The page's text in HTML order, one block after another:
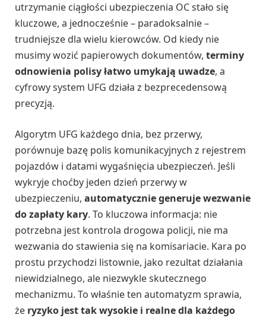
utrzymanie ciągłości ubezpieczenia OC stało się
kluczowe, a jednocześnie – paradoksalnie –
trudniejsze dla wielu kierowców. Od kiedy nie
musimy wozić papierowych dokumentów, terminy
odnowienia polisy łatwo umykają uwadze, a
cyfrowy system UFG działa z bezprecedensową
precyzją.
Algorytm UFG każdego dnia, bez przerwy,
porównuje bazę polis komunikacyjnych z rejestrem
pojazdów i datami wygaśnięcia ubezpieczeń. Jeśli
wykryje choćby jeden dzień przerwy w
ubezpieczeniu, automatycznie generuje wezwanie
do zapłaty kary. To kluczowa informacja: nie
potrzebna jest kontrola drogowa policji, nie ma
wezwania do stawienia się na komisariacie. Kara po
prostu przychodzi listownie, jako rezultat działania
niewidzialnego, ale niezwykle skutecznego
mechanizmu. To właśnie ten automatyzm sprawia,
że ryzyko jest tak wysokie i realne dla każdego